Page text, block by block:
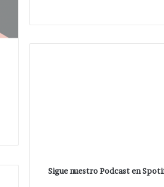
Sigue nuestro Podcast en